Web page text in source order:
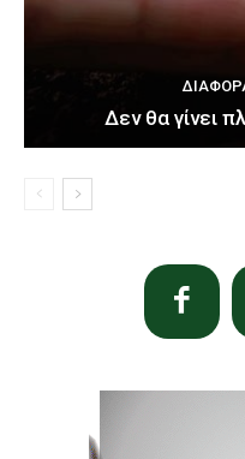
Δεν θα γίνει